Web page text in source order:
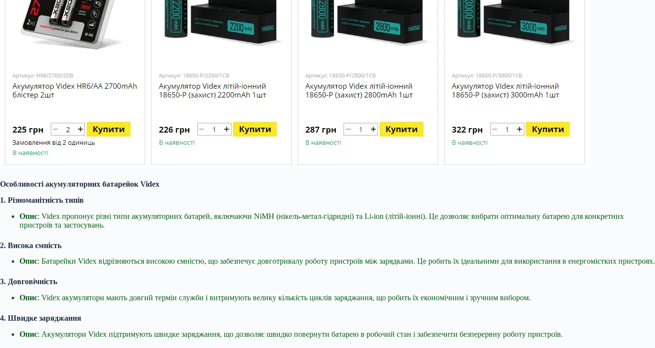
Особливості акумуляторних батарейок Videx
1. Різноманітність типів
Опис: Videx пропонує різні типи акумуляторних батарей, включаючи NiMH (нікель-метал-гідридні) та Li-ion (літій-іонні). Це дозволяє вибрати оптимальну батарею для конкретних
пристроїв та застосувань.
2. Висока ємність
Опис: Батарейки Videx відрізняються високою ємністю, що забезпечує довготривалу роботу пристроїв між зарядками. Це робить їх ідеальними для використання в енергомістких пристроях.
3. Довговічність
Опис: Videx акумулятори мають довгий термін служби і витримують велику кількість циклів заряджання, що робить їх економічним і зручним вибором.
4. Швидке заряджання
Опис: Акумулятори Videx підтримують швидке заряджання, що дозволяє швидко повернути батарею в робочий стан і забезпечити безперервну роботу пристроїв.